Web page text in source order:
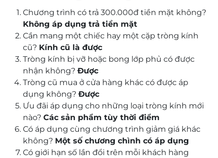
Chương trình có trả 300.000đ tiền mặt không?
Không áp dụng trả tiền mặt
Cần mang một chiếc hay một cặp tròng kính
cũ? Kính cũ là được
Tròng kính bị vỡ hoặc bong lớp phủ có được
nhận không? Được
Tròng cũ mua ở cửa hàng khác có được áp
dụng không? Được
Ưu đãi áp dụng cho những loại tròng kính mới
nào? Các sản phẩm tùy thời điểm
Có áp dụng cùng chương trình giảm giá khác
không? Một số chương chình có áp dụng
Có giới hạn số lần đổi trên mỗi khách hàng